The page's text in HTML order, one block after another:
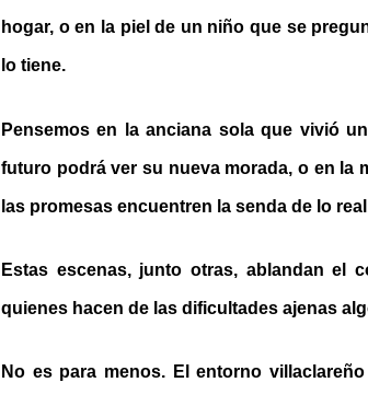
hogar, o en la piel de un niño que se
lo tiene.
Pensemos en la anciana sola que vivió
futuro podrá ver su nueva morada, o en la
las promesas encuentren la senda de lo
Estas escenas, junto otras, ablandan el
quienes hacen de las dificultades ajenas
No es para menos. El entorno